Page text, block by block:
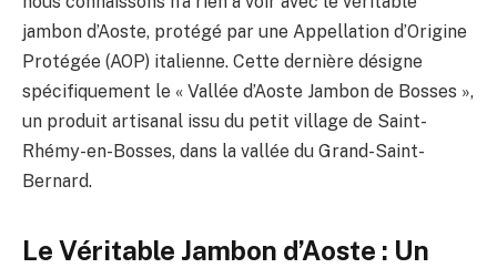
jambon d’Aoste, protégé par une Appellation d’Origine
Protégée (AOP) italienne. Cette dernière désigne
spécifiquement le « Vallée d’Aoste Jambon de Bosses »,
un produit artisanal issu du petit village de Saint-
Rhémy-en-Bosses, dans la vallée du Grand-Saint-
Bernard.
Le Véritable Jambon d’Aoste : Un